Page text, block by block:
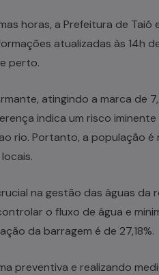
horas, a Prefeitura de Taió
atualizadas às 14h
perto.
atingindo a marca de
indica um risco iminente
rio. Portanto, a população é
na gestão das águas da
o fluxo de água e
da barragem é de 27,18%.
preventiva e realizando